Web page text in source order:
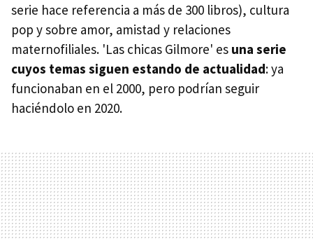
serie hace referencia a más de 300 libros), cultura
pop y sobre amor, amistad y relaciones
maternofiliales. 'Las chicas Gilmore' es una serie
cuyos temas siguen estando de actualidad: ya
funcionaban en el 2000, pero podrían seguir
haciéndolo en 2020.